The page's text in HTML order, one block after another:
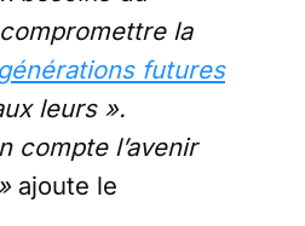
la
générations futures
leurs ».
compte l’avenir
ajoute le